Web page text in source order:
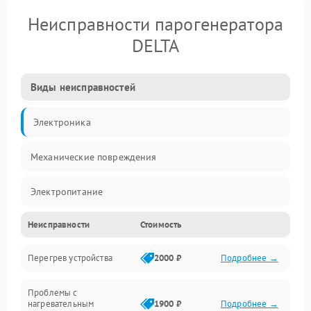
Неисправности парогенератора
DELTA
Виды неисправностей
Электроника
Механические повреждения
Электропитание
Парообразование
Герметичность
Механика
Неисправности Стоимость
Перегрев устройства 2000 ₽ Подробнее →
Проблемы с
нагревательным
1900 ₽ Подробнее →